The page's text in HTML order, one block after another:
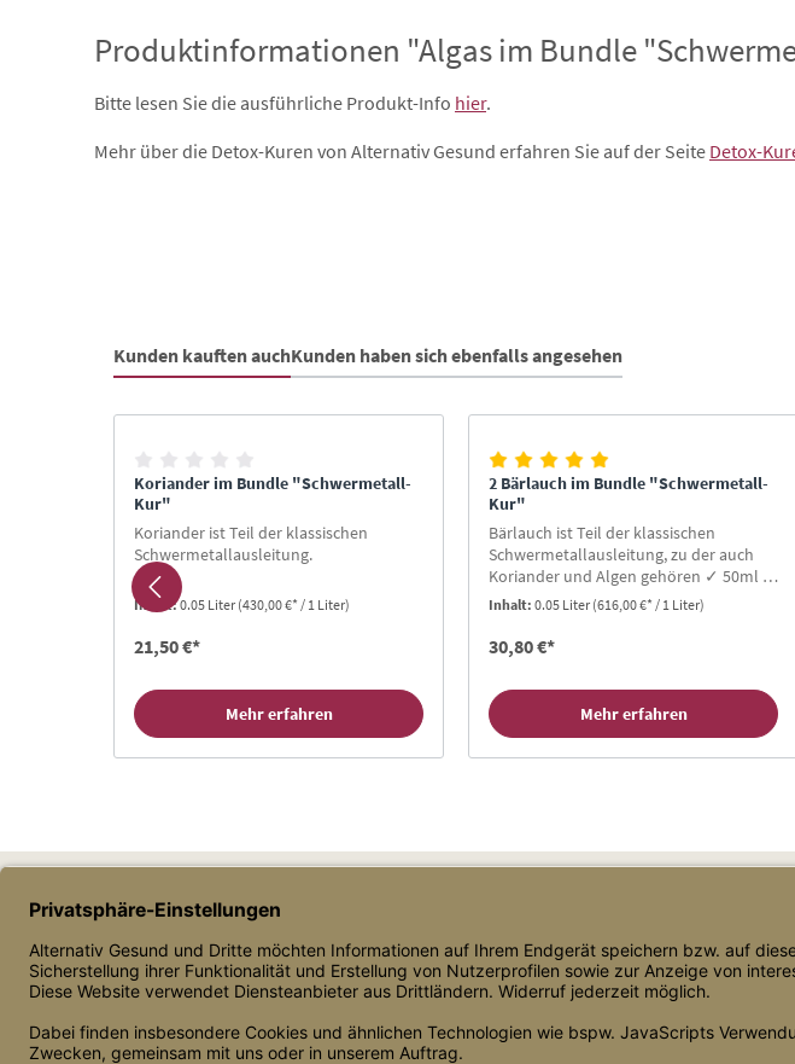
Produktinformationen "Algas im Bundle
Bitte lesen Sie die ausführliche Produkt-Info hier.
Mehr über die Detox-Kuren von Alternativ Gesund erfahren Sie auf der Seite Detox-
Kunden kauften auchKunden haben sich ebenfalls angesehen
Koriander im Bundle "Schwermetall-
Kur"
Koriander ist Teil der klassischen
Schwermetallausleitung.
Inhalt:0.05 Liter (430,00 €* / 1 Liter)
21,50 €*
Mehr erfahren
2 Bärlauch im Bundle "Schwermetall-
Kur"
Bärlauch ist Teil der klassischen
Schwermetallausleitung, zu der auch
Koriander und Algen gehören ✓ 50ml ✓
Mit 23% Alkohol
Inhalt: 0.05 Liter (616,00 €* / 1 Liter)
30,80 €*
Mehr erfahren
Bahnhofstr. 17, 86919 Utting
Versand & Lieferung
Zahlungsarten
Datenschutz